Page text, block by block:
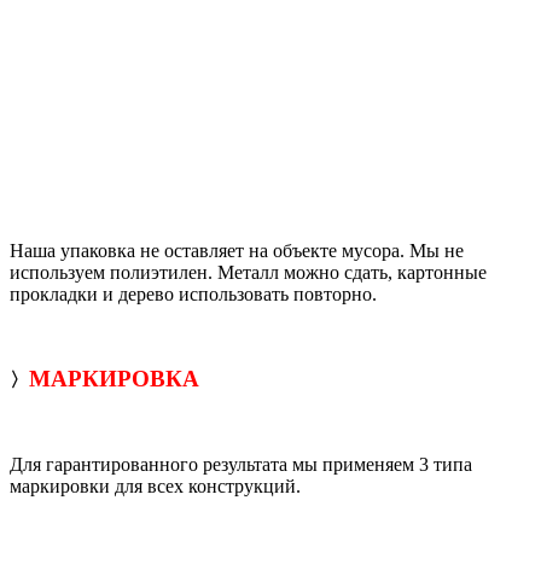
Наша упаковка не оставляет на объекте мусора. Мы не
используем полиэтилен. Металл можно сдать, картонные
прокладки и дерево использовать повторно.
〉 МАРКИРОВКА
Для гарантированного результата мы применяем 3 типа
маркировки для всех конструкций.